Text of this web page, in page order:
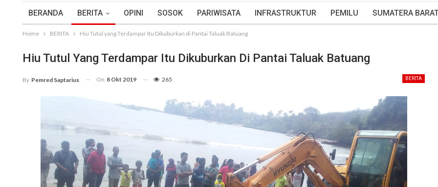
BERANDA BERITA OPINI SOSOK PARIWISATA INFRASTRUKTUR PEMILU SUMATERA
Home BERITA Hiu Tutul yang Terdampar Itu Dikuburkan di Pantai Taluak Batuang
Hiu Tutul Yang Terdampar Itu Dikuburkan Di Pantai Taluak Batuang
BERITA
By Pemred Saptarius On 8 Okt 2019 265